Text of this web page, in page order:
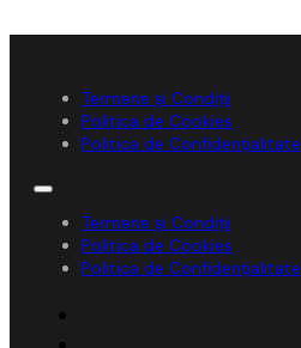
Termene și Condiții
Politica de Cookies
Politica de Confidențialitate
Termene și Condiții
Politica de Cookies
Politica de Confidențialitate